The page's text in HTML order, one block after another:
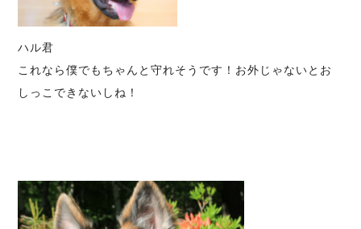
ハル君
これなら僕でもちゃんと守れそうです！お外じゃないとお
しっこできないしね！